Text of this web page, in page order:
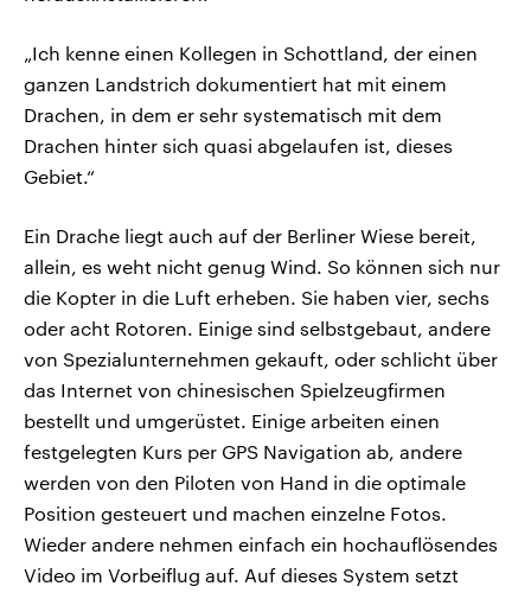
„Ich kenne einen Kollegen in Schottland, der einen
ganzen Landstrich dokumentiert hat mit einem
Drachen, in dem er sehr systematisch mit dem
Drachen hinter sich quasi abgelaufen ist, dieses
Gebiet.“
Ein Drache liegt auch auf der Berliner Wiese bereit,
allein, es weht nicht genug Wind. So können sich nur
die Kopter in die Luft erheben. Sie haben vier, sechs
oder acht Rotoren. Einige sind selbstgebaut, andere
von Spezialunternehmen gekauft, oder schlicht über
das Internet von chinesischen Spielzeugfirmen
bestellt und umgerüstet. Einige arbeiten einen
festgelegten Kurs per GPS Navigation ab, andere
werden von den Piloten von Hand in die optimale
Position gesteuert und machen einzelne Fotos.
Wieder andere nehmen einfach ein hochauflösendes
Video im Vorbeiflug auf. Auf dieses System setzt